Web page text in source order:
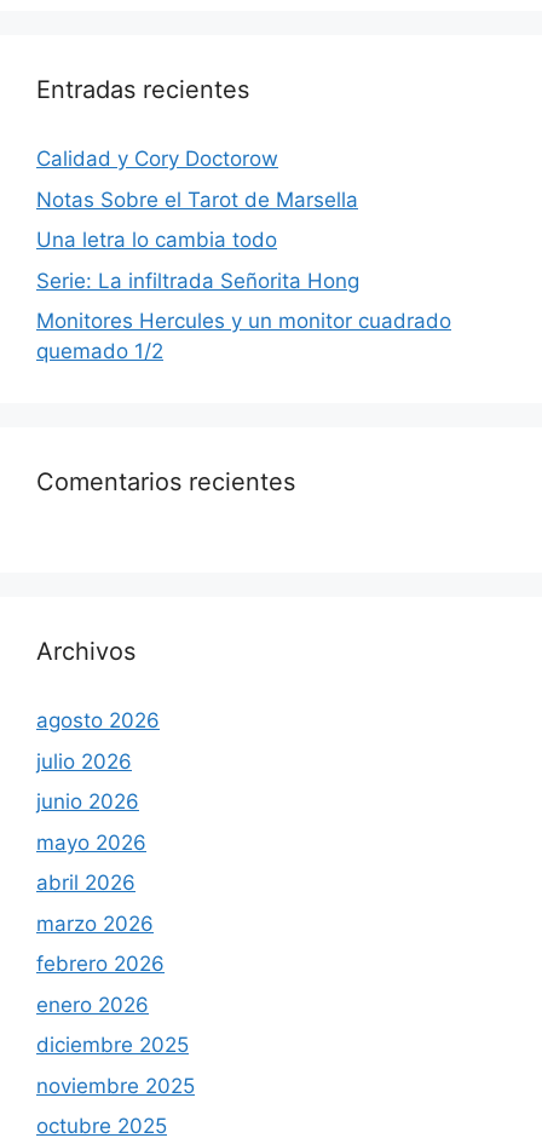
Entradas recientes
Calidad y Cory Doctorow
Notas Sobre el Tarot de Marsella
Una letra lo cambia todo
Serie: La infiltrada Señorita Hong
Monitores Hercules y un monitor cuadrado
quemado 1/2
Comentarios recientes
Archivos
agosto 2026
julio 2026
junio 2026
mayo 2026
abril 2026
marzo 2026
febrero 2026
enero 2026
diciembre 2025
noviembre 2025
octubre 2025